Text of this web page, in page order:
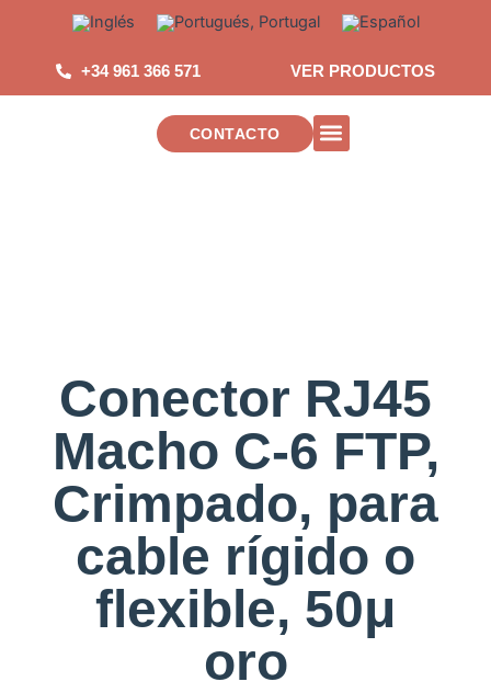
contenido
+34 961 366 571 VER PRODUCTOS
CONTACTO
Conector RJ45
Macho C-6 FTP,
Crimpado, para
cable rígido o
flexible, 50μ
oro